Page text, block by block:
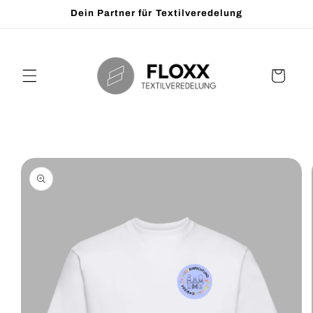
Dein Partner für Textilveredelung
Warenkorb